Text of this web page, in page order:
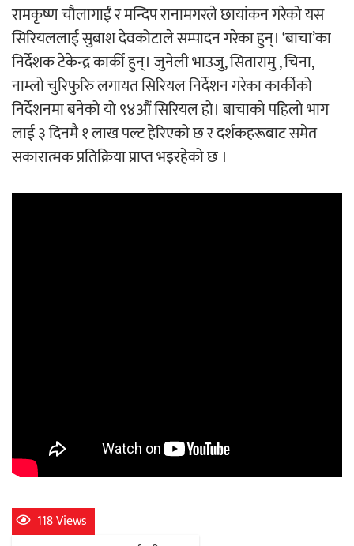
‘आइतबारको अफिस’ को परिचर्चा सम्पन्न
अर्जुन चन्द्रको ‘संवेदनाका प्रतिध्वनि’
मुक्तकसङ्ग्रह लोकार्पण
सार्वजनिक
रामकृष्ण चौलागाईं र मन्दिप रानामगरले छायांकन गरेको यस
सिरियललाई सुबाश देवकोटाले सम्पादन गरेका हुन्। ‘बाचा’का
निर्देशक टेकेन्द्र कार्की हुन्। जुनेली भाउजुु, सितारामु , चिना,
नाम्लो चुरिफुरिु लगायत सिरियल निर्देशन गरेका कार्कीको
निर्देशनमा बनेको यो ९४औं सिरियल हो। बाचाको पहिलो भाग
लाई ३ दिनमै १ लाख पल्ट हेरिएको छ र दर्शकहरूबाट समेत
सकारात्मक प्रतिक्रिया प्राप्त भइरहेको छ ।
118 Views